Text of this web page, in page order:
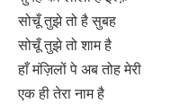
सोचूँ तुझे तो है सुबह
सोचूँ तुझे तो शाम है
हाँ मंज़िलों पे अब तोह मेरी
एक ही तेरा नाम है